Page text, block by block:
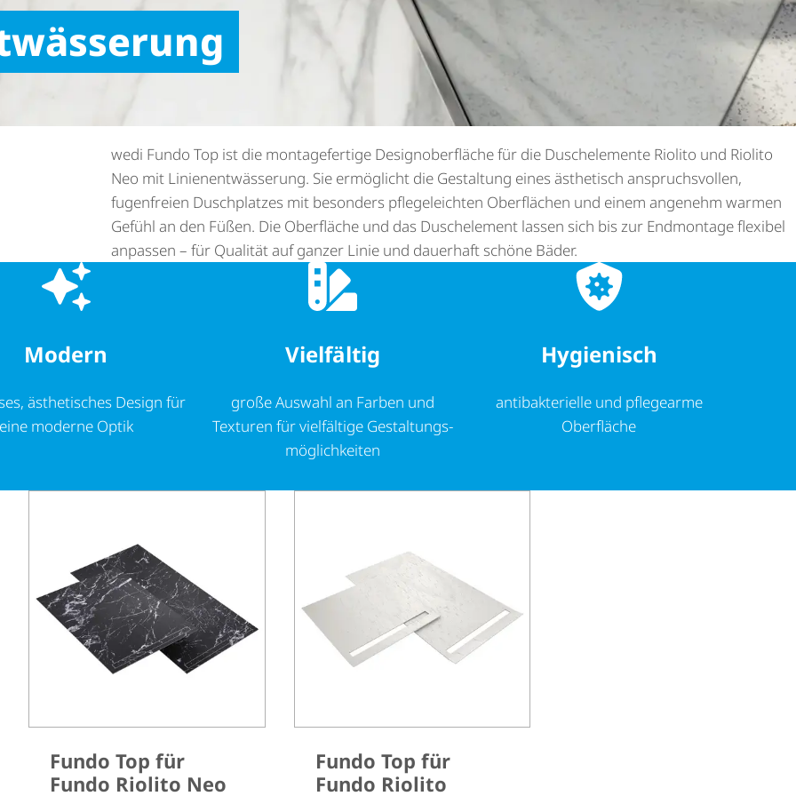
wedi Fundo Top ist die montagefertige Design­ober­fläche für die Duschelemente Riolito und Riolito
Neo mit Lini­en­ent­wäs­se­rung. Sie ermöglicht die Gestaltung eines ästhetisch anspruchs­vollen,
fugenfreien Duschplatzes mit besonders pflegeleichten Oberflächen und einem angenehm warmen
Gefühl an den Füßen. Die Oberfläche und das Duschelement lassen sich bis zur Endmontage flexibel
anpassen – für Qualität auf ganzer Linie und dauerhaft schöne Bäder.
Modern
ästhetisches Design für
eine moderne Optik
Vielfältig
große Auswahl an Farben und
Texturen für vielfältige Gestal­tungs­
mög­lich­keiten
Hygienisch
anti­bak­te­ri­elle und pflegearme
Oberfläche
Fundo Top für
Fundo Riolito Neo
Fundo Top für
Fundo Riolito